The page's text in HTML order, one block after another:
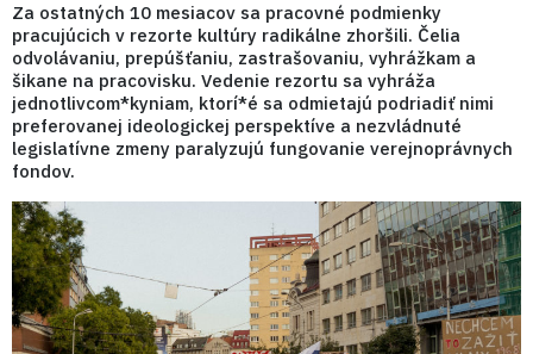
Za ostatných 10 mesiacov sa pracovné podmienky
pracujúcich v rezorte kultúry radikálne zhoršili. Čelia
odvolávaniu, prepúšťaniu, zastrašovaniu, vyhrážkam a
šikane na pracovisku. Vedenie rezortu sa vyhráža
jednotlivcom*kyniam, ktorí*é sa odmietajú podriadiť nimi
preferovanej ideologickej perspektíve a nezvládnuté
legislatívne zmeny paralyzujú fungovanie verejnoprávnych
fondov.